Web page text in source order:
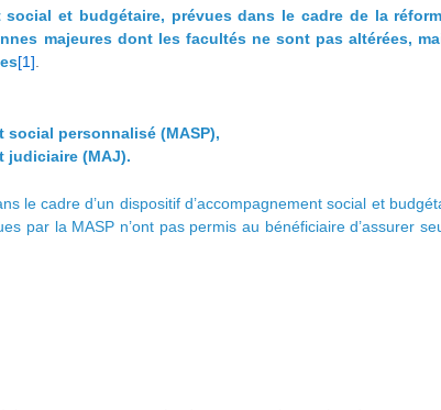
social et budgétaire, prévues dans le cadre de la
majeures dont les facultés ne sont pas altérées,
[1]
social personnalisé (MASP),
judiciaire (MAJ).
le cadre d’un dispositif d’accompagnement social et
par la MASP n’ont pas permis au bénéficiaire d’assurer